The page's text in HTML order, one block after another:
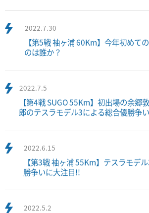
2022.7.30
【第5戦 袖ヶ浦 60Km】今年初めて
のは誰か？
2022.7.5
【第4戦 SUGO 55Km】初出場の余郷
郎のテスラモデル3による総合優勝争
2022.6.15
【第3戦 袖ヶ浦 55Km】テスラモデ
勝争いに大注目!!
2022.5.2